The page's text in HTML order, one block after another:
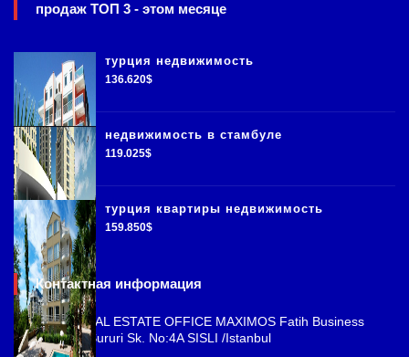
продаж ТОП 3 - этом месяце
турция недвижимость
136.620$
недвижимость в стамбуле
119.025$
турция квартиры недвижимость
159.850$
Контактная информация
ISTANBUL REAL ESTATE OFFICE MAXIMOS Fatih Business
Park, Cemal Sururi Sk. No:4A SISLI /Istanbul